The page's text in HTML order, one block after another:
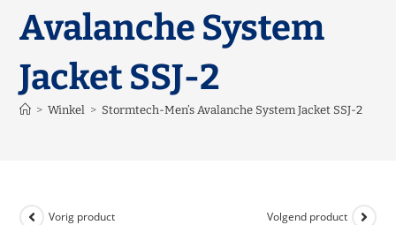
Avalanche System
Jacket SSJ-2
> Winkel > Stormtech-Men’s Avalanche System Jacket SSJ-2
Vorig product Volgend product